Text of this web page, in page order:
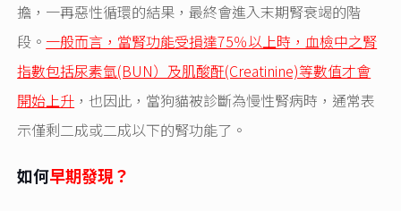
擔，一再惡性循環的結果，最終會進入末期腎衰竭的階
段。 一般而言，當腎功能受損達75％以上時，血檢中之腎
指數包括尿素氫(BUN）及肌酸酐(Creatinine)等數值才會
開始上升 ，也因此，當狗貓被診斷為慢性腎病時，通常表
示僅剩二成或二成以下的腎功能了。
如何早期發現？